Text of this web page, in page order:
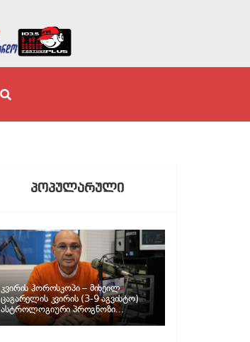
პოპულარული
კვირის ჰოროსკოპი – მიხეილ
ცაგარელის კვირის (3-9 აგვისტო)
ასტროლოგიური პროგნოზი
ზოდიაქოს ნიშნებისთვის